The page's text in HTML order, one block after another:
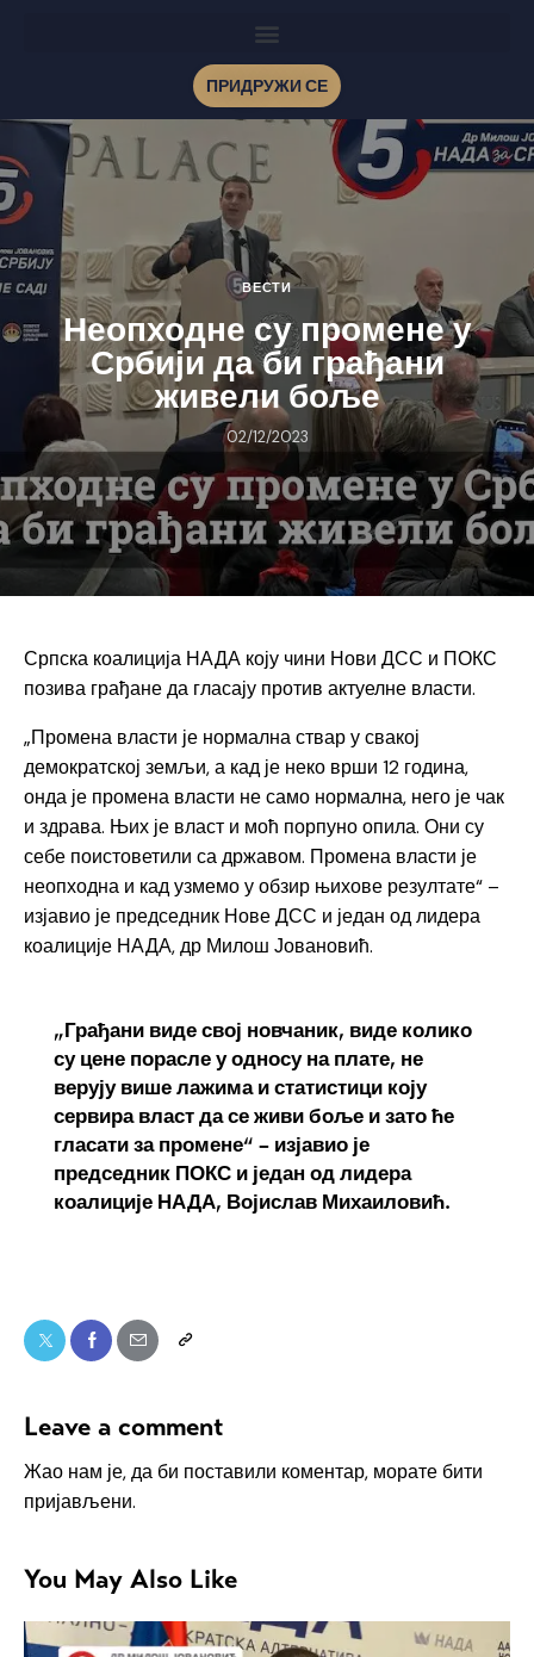
ПРИДРУЖИ СЕ
ВЕСТИ
Неопходне су промене у
Србији да би грађани
живели боље
02/12/2023
Српска коалиција НАДА коју чини Нови ДСС и ПОКС
позива грађане да гласају против актуелне власти.
„Промена власти је нормална ствар у свакој
демократској земљи, а кад је неко врши 12 година,
онда је промена власти не само нормална, него је чак
и здрава. Њих је власт и моћ порпуно опила. Они су
себе поистоветили са државом. Промена власти је
неопходна и кад узмемо у обзир њихове резултате“ –
изјавио је председник Нове ДСС и један од лидера
коалиције НАДА, др Милош Јовановић.
„Грађани виде свој новчаник, виде колико
су цене порасле у односу на плате, не
верују више лажима и статистици коју
сервира власт да се живи боље и зато ће
гласати за промене“ – изјавио је
председник ПОКС и један од лидера
коалиције НАДА, Војислав Михаиловић.
Leave a comment
Жао нам је, да би поставили коментар, морате бити
пријављени.
You May Also Like